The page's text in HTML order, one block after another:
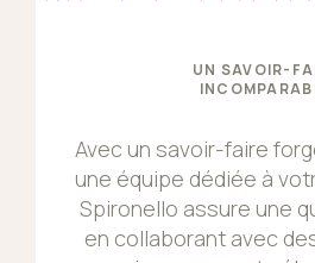
UN SAVOIR-
Avec un savoir-faire
une équipe dédiée à
Spironello assure une
en collaborant avec